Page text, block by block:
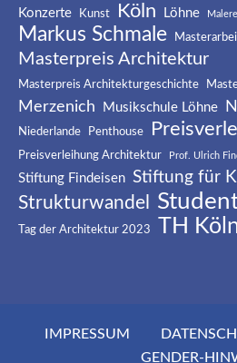
Konzerte
Kunst Köln Löhne
Markus Schmale
Masterpreis Architektur
Masterpreis Architekturgeschichte
Merzenich Musikschule Löhne
Niederlande Penthouse
Preisverleihung Architektur Prof. Ulrich
Stiftung Findeisen Stiftung für
Strukturwandel
Tag der Architektur 2023 TH
IMPRESSUM
GENDER-